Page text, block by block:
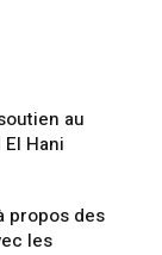
au
Hani
propos des
les